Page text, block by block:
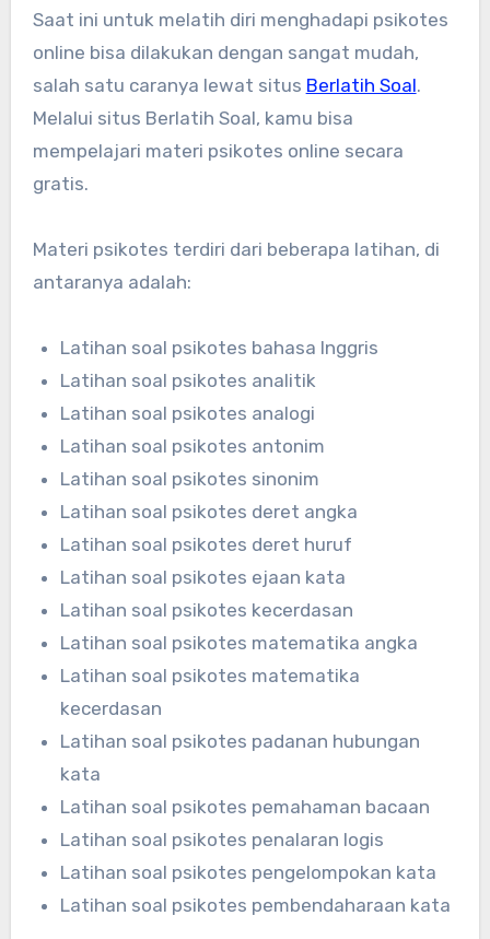
Saat ini untuk melatih diri menghadapi psikotes
online bisa dilakukan dengan sangat mudah,
salah satu caranya lewat situs Berlatih Soal.
Melalui situs Berlatih Soal, kamu bisa
mempelajari materi psikotes online secara
gratis.
Materi psikotes terdiri dari beberapa latihan, di
antaranya adalah:
Latihan soal psikotes bahasa Inggris
Latihan soal psikotes analitik
Latihan soal psikotes analogi
Latihan soal psikotes antonim
Latihan soal psikotes sinonim
Latihan soal psikotes deret angka
Latihan soal psikotes deret huruf
Latihan soal psikotes ejaan kata
Latihan soal psikotes kecerdasan
Latihan soal psikotes matematika angka
Latihan soal psikotes matematika
kecerdasan
Latihan soal psikotes padanan hubungan
kata
Latihan soal psikotes pemahaman bacaan
Latihan soal psikotes penalaran logis
Latihan soal psikotes pengelompokan kata
Latihan soal psikotes pembendaharaan kata